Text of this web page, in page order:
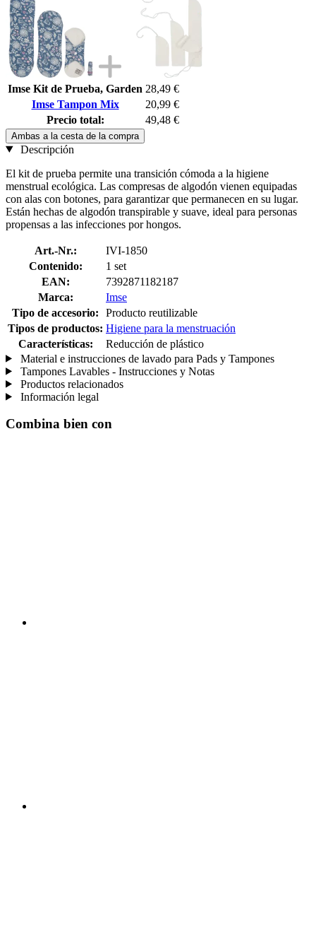
Imse Kit de Prueba, Garden 28,49 €
Imse Tampon Mix
20,99 €
Precio total:
49,48 €
Ambas a la cesta de la compra
Descripción
El kit de prueba permite una transición cómoda a la higiene
menstrual ecológica. Las compresas de algodón vienen equipadas
con alas con botones, para garantizar que permanecen en su lugar.
Están hechas de algodón transpirable y suave, ideal para personas
propensas a las infecciones por hongos.
Art.-Nr.:
IVI-1850
Contenido:
1 set
EAN:
7392871182187
Marca:
Imse
Tipo de accesorio:
Producto reutilizable
Tipos de productos: Higiene para la menstruación
Características:
Reducción de plástico
Material e instrucciones de lavado para Pads y Tampones
Tampones Lavables - Instrucciones y Notas
Productos relacionados
Información legal
Combina bien con